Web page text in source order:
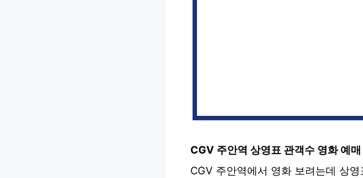
CGV 주안역 상영표 관객수 영화 예
CGV 주안역에서 영화 보려는데 상